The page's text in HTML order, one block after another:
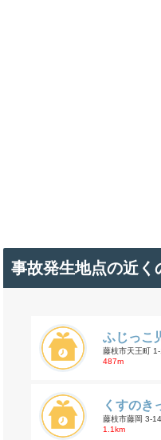
事故発生地点の近く
ふじっこ
藤枝市天王町 1-
487m
くすのき
藤枝市藤岡 3-
1.1km